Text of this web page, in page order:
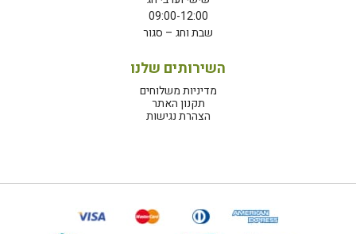
09:00-12:00
שבת וחג – סגור
השירותים שלנו
מדיניות משלוחים
תקנון האתר
הצהרת נגישות